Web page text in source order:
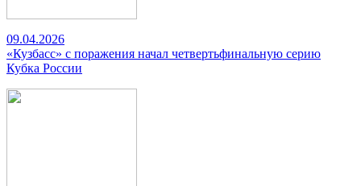
09.04.2026
«Кузбасс» с поражения начал четвертьфинальную серию
Кубка России